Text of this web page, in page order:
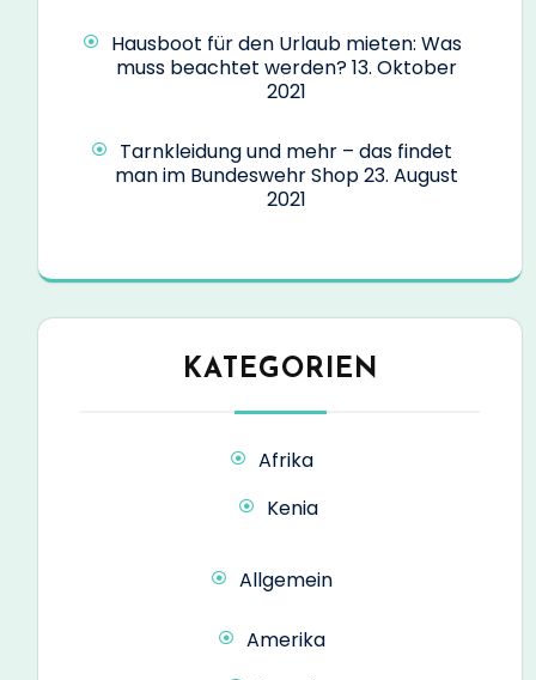
Hausboot für den Urlaub mieten: Was
muss beachtet werden?13. Oktober
2021
Tarnkleidung und mehr – das findet
man im Bundeswehr Shop23. August
2021
KATEGORIEN
Afrika
Kenia
Allgemein
Amerika